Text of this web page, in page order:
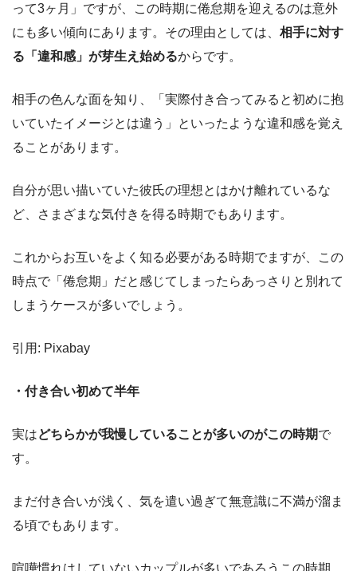
って3ヶ月」ですが、この時期に倦怠期を迎えるのは意外
にも多い傾向にあります。その理由としては、 相手に対す
る「違和感」が芽生え始めるからです。
相手の色んな面を知り、「実際付き合ってみると初めに抱
いていたイメージとは違う」といったような違和感を覚え
ることがあります。
自分が思い描いていた彼氏の理想とはかけ離れているな
ど、さまざまな気付きを得る時期でもあります。
これからお互いをよく知る必要がある時期でますが、この
時点で「倦怠期」だと感じてしまったらあっさりと別れて
しまうケースが多いでしょう。
引用: Pixabay
・付き合い初めて半年
実はどちらかが我慢していることが多いのがこの時期で
す。
まだ付き合いが浅く、気を遣い過ぎて無意識に不満が溜ま
る頃でもあります。
喧嘩慣れはしていないカップルが多いであろうこの時期